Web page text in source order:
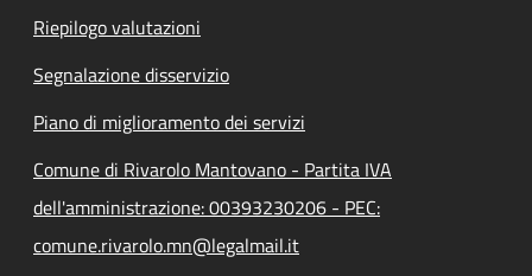
Riepilogo valutazioni
Segnalazione disservizio
Piano di miglioramento dei servizi
Comune di Rivarolo Mantovano - Partita IVA
dell'amministrazione: 00393230206 - PEC:
comune.rivarolo.mn@legalmail.it